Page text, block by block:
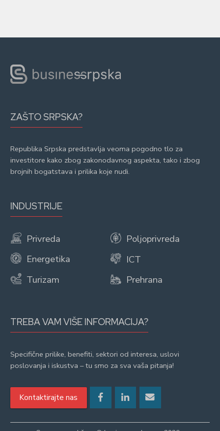
ZAŠTO SRPSKA?
Republika Srpska predstavlja veoma pogodno tlo za
investitore kako zbog zakonodavnog aspekta, tako i zbog
brojnih bogatstava i prilika koje nudi.
INDUSTRIJE
Privreda
Energetika
Turizam
Poljoprivreda
ICT
Prehrana
TREBA VAM VIŠE INFORMACIJA?
Specifične prilike, benefiti, sektori od interesa, uslovi
poslovanja i iskustva – tu smo za sva vaša pitanja!
Kontaktirajte nas